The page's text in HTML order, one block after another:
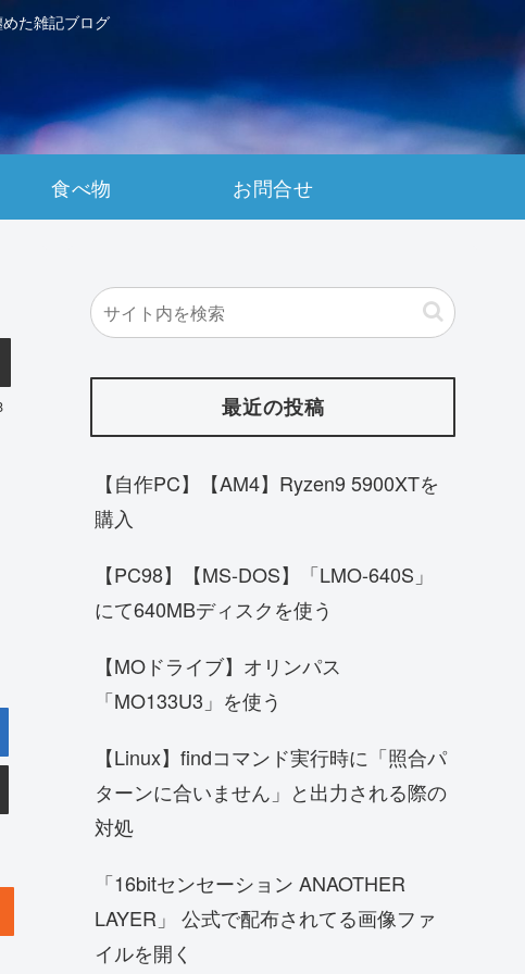
た雑記ブログ
食べ物 お問合せ
最近の投稿
【自作PC】【AM4】Ryzen9 5900XTを
購入
【PC98】【MS-DOS】「LMO-640S」
にて640MBディスクを使う
【MOドライブ】オリンパス
「MO133U3」を使う
【Linux】findコマンド実行時に「照合パ
ターンに合いません」と出力される際の
対処
「16bitセンセーション ANAOTHER
LAYER」 公式で配布されてる画像ファ
イルを開く